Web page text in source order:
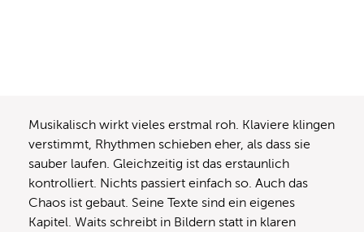
Musikalisch wirkt vieles erstmal roh. Klaviere klingen
verstimmt, Rhythmen schieben eher, als dass sie
sauber laufen. Gleichzeitig ist das erstaunlich
kontrolliert. Nichts passiert einfach so. Auch das
Chaos ist gebaut. Seine Texte sind ein eigenes
Kapitel. Waits schreibt in Bildern statt in klaren